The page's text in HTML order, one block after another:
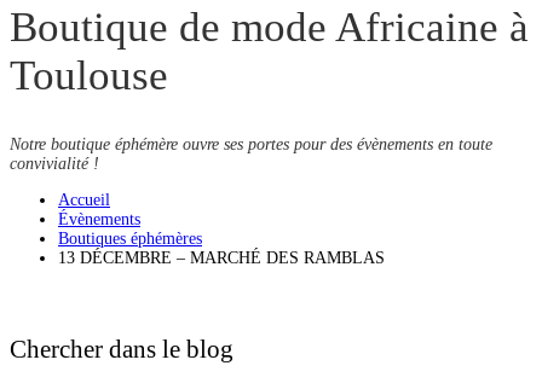
Boutique de mode Africaine à
Toulouse
Notre boutique éphémère ouvre ses portes pour des évènements en toute
convivialité !
Accueil
Évènements
Boutiques éphémères
13 DÉCEMBRE – MARCHÉ DES RAMBLAS
Chercher dans le blog